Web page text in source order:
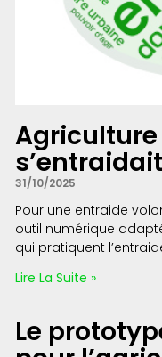
Agriculture
31/10/2025
Pour une entraide
outil numérique
qui pratiquent
Lire La Suite »
Le